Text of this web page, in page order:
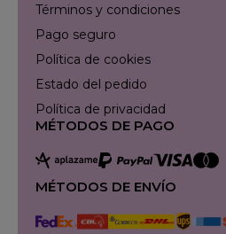
Términos y condiciones
Pago seguro
Política de cookies
Estado del pedido
Política de privacidad
MÉTODOS DE PAGO
MÉTODOS DE ENVÍO